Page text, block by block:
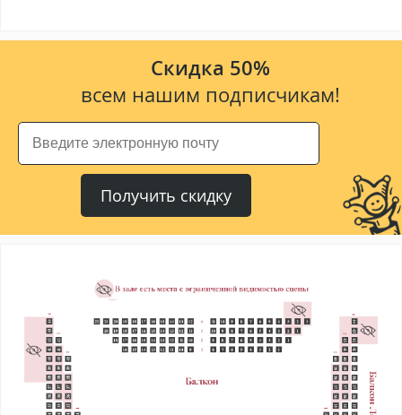
Скидка 50%
всем нашим подписчикам!
Получить скидку